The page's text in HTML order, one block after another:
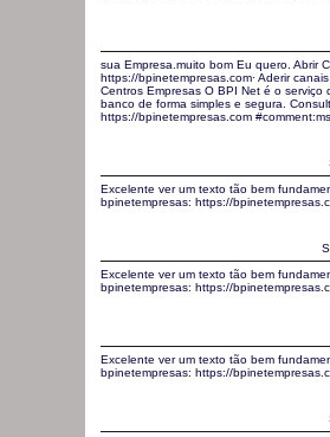
sua Empresa.muito bom Eu quero. Abrir
https://bpinetempresas.com· Aderir
Centros Empresas O BPI Net é o
banco de forma simples e segura.
https://bpinetempresas.com
Excelente ver um texto tão bem
bpinetempresas: https://
Excelente ver um texto tão bem
bpinetempresas: https://
Excelente ver um texto tão bem
bpinetempresas: https://